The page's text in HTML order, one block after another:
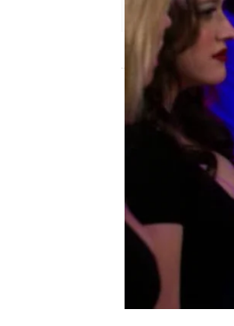
neox
Madrid
Publicado: 05